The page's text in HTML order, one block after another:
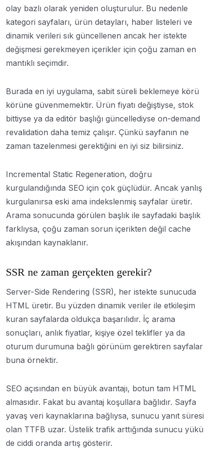
olay bazlı olarak yeniden oluşturulur. Bu nedenle
kategori sayfaları, ürün detayları, haber listeleri ve
dinamik verileri sık güncellenen ancak her istekte
değişmesi gerekmeyen içerikler için çoğu zaman en
mantıklı seçimdir.
Burada en iyi uygulama, sabit süreli beklemeye körü
körüne güvenmemektir. Ürün fiyatı değiştiyse, stok
bittiyse ya da editör başlığı güncellediyse on-demand
revalidation daha temiz çalışır. Çünkü sayfanın ne
zaman tazelenmesi gerektiğini en iyi siz bilirsiniz.
Incremental Static Regeneration, doğru
kurgulandığında SEO için çok güçlüdür. Ancak yanlış
kurgulanırsa eski ama indekslenmiş sayfalar üretir.
Arama sonucunda görülen başlık ile sayfadaki başlık
farklıysa, çoğu zaman sorun içerikten değil cache
akışından kaynaklanır.
SSR ne zaman gerçekten gerekir?
Server-Side Rendering (SSR), her istekte sunucuda
HTML üretir. Bu yüzden dinamik veriler ile etkileşim
kuran sayfalarda oldukça başarılıdır. İç arama
sonuçları, anlık fiyatlar, kişiye özel teklifler ya da
oturum durumuna bağlı görünüm gerektiren sayfalar
buna örnektir.
SEO açısından en büyük avantajı, botun tam HTML
almasıdır. Fakat bu avantaj koşullara bağlıdır. Sayfa
yavaş veri kaynaklarına bağlıysa, sunucu yanıt süresi
olan TTFB uzar. Üstelik trafik arttığında sunucu yükü
de ciddi oranda artış gösterir.